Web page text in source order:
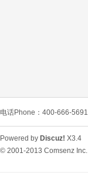
电话Phone：400-666-5691
Powered by Discuz! X3.4
© 2001-2013 Comsenz Inc.